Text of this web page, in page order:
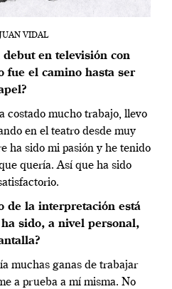
VIDAL
en televisión con
fue el camino hasta ser
costado mucho trabajo, llevo
en el teatro desde muy
ha sido mi pasión y he tenido
quería. Así que ha sido
de la interpretación está
sido, a nivel personal,
muchas ganas de trabajar
a prueba a mí misma. No